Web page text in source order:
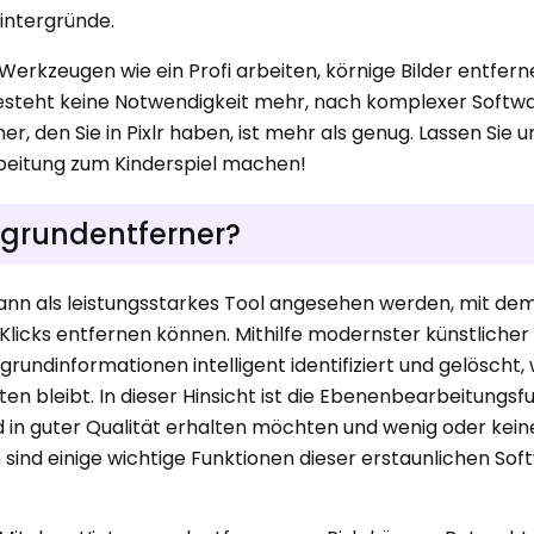
wie ein Profi arbeiten, körnige Bilder
keine Notwendigkeit mehr, nach komplexer
den Sie in Pixlr haben, ist mehr als genug. Lassen Sie
zum Kinderspiel machen!
als leistungsstarkes Tool angesehen werden, mit
entfernen können. Mithilfe modernster künstlicher
intelligent identifiziert und gelöscht,
bleibt. In dieser Hinsicht ist die
in guter Qualität erhalten möchten und wenig oder
einige wichtige Funktionen dieser erstaunlichen